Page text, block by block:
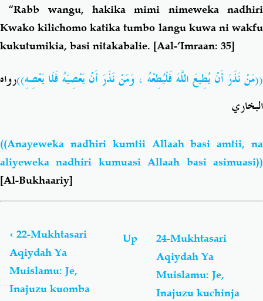
Mapishi
“Rabb wangu, hakika mimi nimeweka nadhiri
Kwako kilichomo katika tumbo langu kuwa ni wakfu
kukutumikia, basi nitakabalie. [Aal-‘Imraan: 35]
((مَنْ نَذَرَ أَنْ يُطِيعَ اللَّهَ فَلْيُطِعْهُ ، وَمَنْ نَذَرَ أَنْ يَعْصِيَهُ فَلَا يَعْصِهِ))رواه
البخاري
((Anayeweka nadhiri kumtii Allaah basi amtii, na
aliyeweka nadhiri kumuasi Allaah basi asimuasi))
[Al-Bukhaariy]
links
Mukhtasari
Wa
'Aqiydah
‹ 22-Mukhtasari
Aqiydah Ya
Muislamu: Je,
Inajuzu kuomba
Up
24-Mukhtasari
Aqiydah Ya
Muislamu: Je,
Inajuzu kuchinja